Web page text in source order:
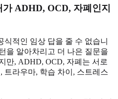
ADHD, OCD, 자폐인지
적인 임상 답을 줄 수 없습니
을 알아차리고 더 나은 질문을
만, ADHD, OCD, 자폐는 서로
트라우마, 학습 차이, 스트레스